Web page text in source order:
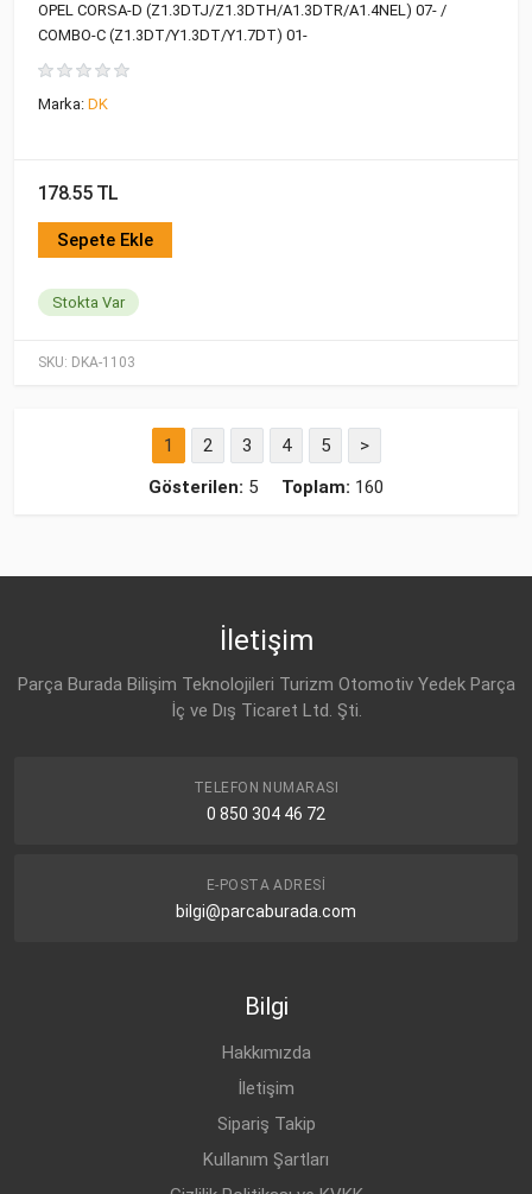
SKU: DKA-1103
OPEL CORSA-D (Z1.3DTJ/Z1.3DTH/A1.3DTR/A1.4NEL) 07- /
COMBO-C (Z1.3DT/Y1.3DT/Y1.7DT) 01-
Marka: DK
178.55 TL
Sepete Ekle
Stokta Var
1 2 3 4 5
>
Gösterilen: 5 Toplam: 160
İletişim
Parça Burada Bilişim Teknolojileri Turizm Otomotiv Yedek Parça
İç ve Dış Ticaret Ltd. Şti.
TELEFON NUMARASI
0 850 304 46 72
E-POSTA ADRESI
bilgi@parcaburada.com
Bilgi
Hakkımızda
İletişim
Sipariş Takip
Kullanım Şartları